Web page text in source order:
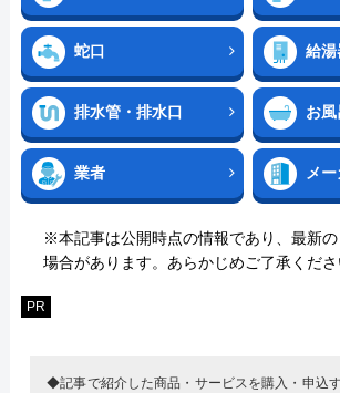
蛇口 給湯
排水管・排水口 お風
業者 メ
※本記事は公開時点の情報であり、最新
場合があります。あらかじめご了承くださ
PR
◆記事で紹介した商品・サービスを購入・申込